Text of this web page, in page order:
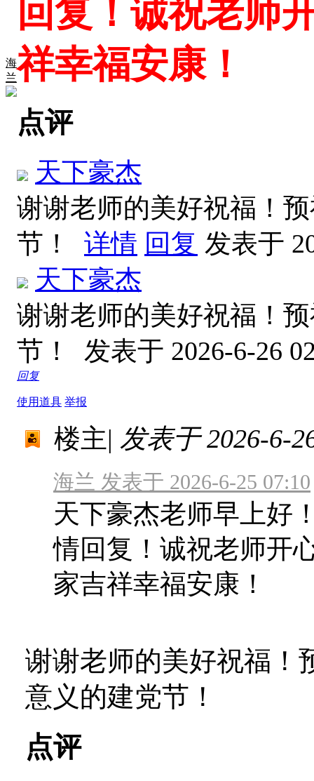
海
兰
回复！诚祝老师
祥幸福安康！
点评
天下豪杰
谢谢老师的美好祝福！
节！ 详情 回复 发表于
天下豪杰
谢谢老师的美好祝福！
节！ 发表于 2026-6-26
回复
使用道具 举报
楼主| 发表于 2026-6-
海兰 发表于 2026-6-25 07:10
天下豪杰老师早上好
情回复！诚祝老师开
家吉祥幸福安康！
谢谢老师的美好祝福！
意义的建党节！
点评